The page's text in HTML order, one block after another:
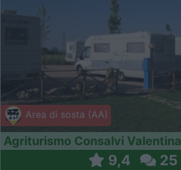
Area di sosta (AA)
Agriturismo Consalvi Valentina
9,4 25